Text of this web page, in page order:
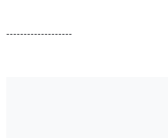
-------------------